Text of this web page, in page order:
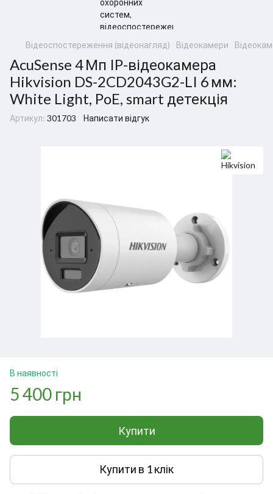
Відеоспостереження (відеонагляд) Відеокамери
AcuSense 4 Мп IP‑відеокамера
Hikvision DS‑2CD2043G2‑LI 6 мм:
White Light, PoE, smart детекція
Артикул: 301703 Написати відгук
В наявності
5 400 грн
Купити
Купити в 1 клік